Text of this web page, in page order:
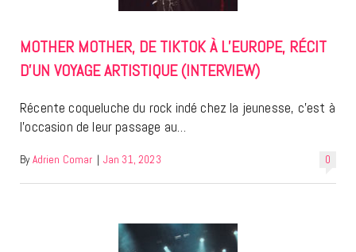
MOTHER MOTHER, DE TIKTOK À L’EUROPE, RÉCIT
D’UN VOYAGE ARTISTIQUE (INTERVIEW)
Récente coqueluche du rock indé chez la jeunesse, c’est à
l’occasion de leur passage au…
0
By Adrien Comar | Jan 31, 2023